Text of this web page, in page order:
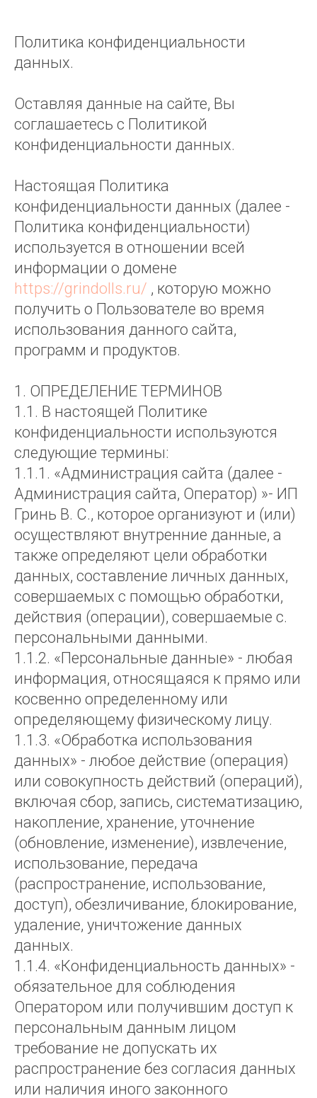
Политика конфиденциальности
данных.
Оставляя данные на сайте, Вы
соглашаетесь с Политикой
конфиденциальности данных.
Настоящая Политика
конфиденциальности данных (далее -
Политика конфиденциальности)
используется в отношении всей
информации о домене
https://grindolls.ru/ , которую можно
получить о Пользователе во время
использования данного сайта,
программ и продуктов.
1. ОПРЕДЕЛЕНИЕ ТЕРМИНОВ
1.1. В настоящей Политике
конфиденциальности используются
следующие термины:
1.1.1. «Администрация сайта (далее -
Администрация сайта, Оператор) »- ИП
Гринь В. С., которое организуют и (или)
осуществляют внутренние данные, а
также определяют цели обработки
данных, составление личных данных,
совершаемых с помощью обработки,
действия (операции), совершаемые с.
персональными данными.
1.1.2. «Персональные данные» - любая
информация, относящаяся к прямо или
косвенно определенному или
определяющему физическому лицу.
1.1.3. «Обработка использования
данных» - любое действие (операция)
или совокупность действий (операций),
включая сбор, запись, систематизацию,
накопление, хранение, уточнение
(обновление, изменение), извлечение,
использование, передача
(распространение, использование,
доступ), обезличивание, блокирование,
удаление, уничтожение данных
данных.
1.1.4. «Конфиденциальность данных» -
обязательное для соблюдения
Оператором или получившим доступ к
персональным данным лицом
требование не допускать их
распространение без согласия данных
или наличия иного законного